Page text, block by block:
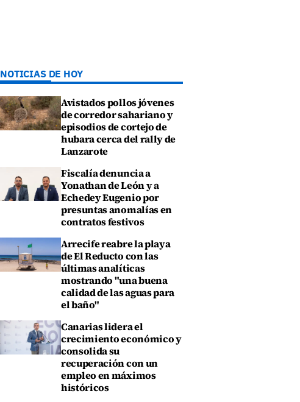
NOTICIAS DE HOY
Avistados pollos jóvenes
de corredor sahariano y
episodios de cortejo de
hubara cerca del rally de
Lanzarote
Fiscalía denuncia a
Yonathan de León y a
Echedey Eugenio por
presuntas anomalías en
contratos festivos
Arrecife reabre la playa
de El Reducto con las
últimas analíticas
mostrando "una buena
calidad de las aguas para
el baño"
Canarias lidera el
crecimiento económico y
consolida su
recuperación con un
empleo en máximos
históricos